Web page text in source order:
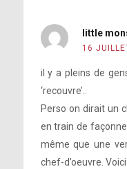
little
16
il y a pleins de
‘recouvre’..
Perso on dirait un
en train de
même que une
chef-d’oeuvre.